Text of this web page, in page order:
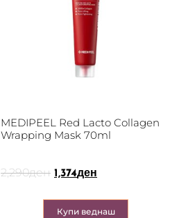
MEDIPEEL Red Lacto Collagen
Wrapping Mask 70ml
2,290ден 1,374ден
Купи веднаш